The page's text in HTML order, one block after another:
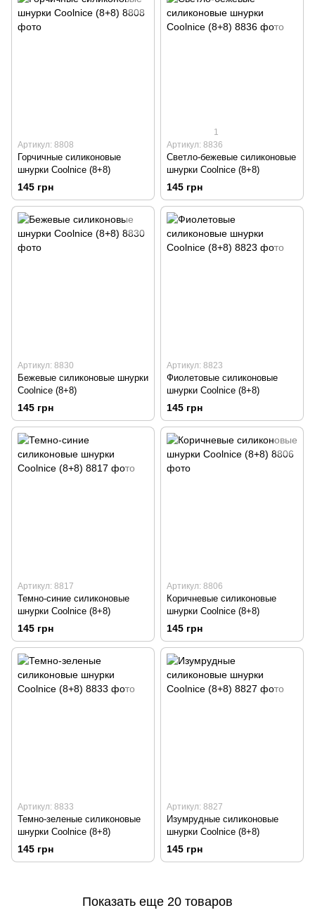
Артикул: 8808
Горчичные силиконовые
шнурки Coolnice (8+8)
145 грн
1
Артикул: 8836
Светло-бежевые силиконовые
шнурки Coolnice (8+8)
145 грн
Артикул: 8830
Бежевые силиконовые шнурки
Coolnice (8+8)
145 грн
Артикул: 8823
Фиолетовые силиконовые
шнурки Coolnice (8+8)
145 грн
Артикул: 8817
Темно-синие силиконовые
шнурки Coolnice (8+8)
145 грн
Артикул: 8806
Коричневые силиконовые
шнурки Coolnice (8+8)
145 грн
Артикул: 8833
Темно-зеленые силиконовые
шнурки Coolnice (8+8)
145 грн
Артикул: 8827
Изумрудные силиконовые
шнурки Coolnice (8+8)
145 грн
Показать еще 20 товаров